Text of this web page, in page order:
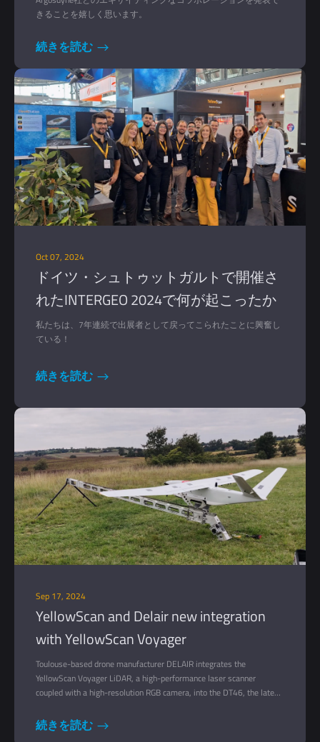
きることを嬉しく思います。
続きを読む
Oct 07, 2024
ドイツ・シュトゥットガルトで開催さ
れたINTERGEO 2024で何が起こったか
私たちは、7年連続で出展者として戻ってこられたことに興奮し
ている！
続きを読む
Sep 17, 2024
YellowScan and Delair new integration
with YellowScan Voyager
Toulouse-based drone manufacturer DELAIR integrates the
YellowScan Voyager LiDAR, a high-performance laser scanner
coupled with a high-resolution RGB camera, into the DT46, the latest
YellowScan.
続きを読む